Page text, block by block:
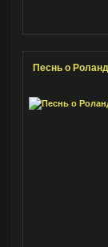
Песнь о